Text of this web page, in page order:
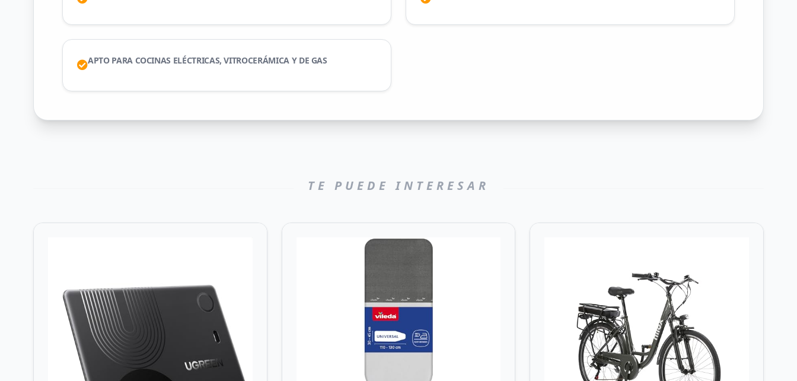
APTO PARA COCINAS ELÉCTRICAS, VITROCERÁMICA Y DE GAS
TE PUEDE INTERESAR